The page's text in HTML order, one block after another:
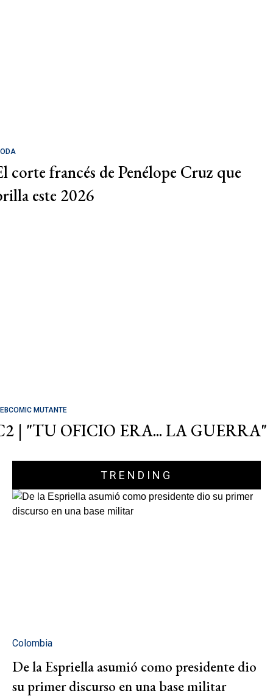
corte francés de Penélope Cruz que
este 2026
MUTANTE
| "TU OFICIO ERA... LA GUERRA"
TRENDING
Colombia
De la Espriella asumió como presidente dio
su primer discurso en una base militar